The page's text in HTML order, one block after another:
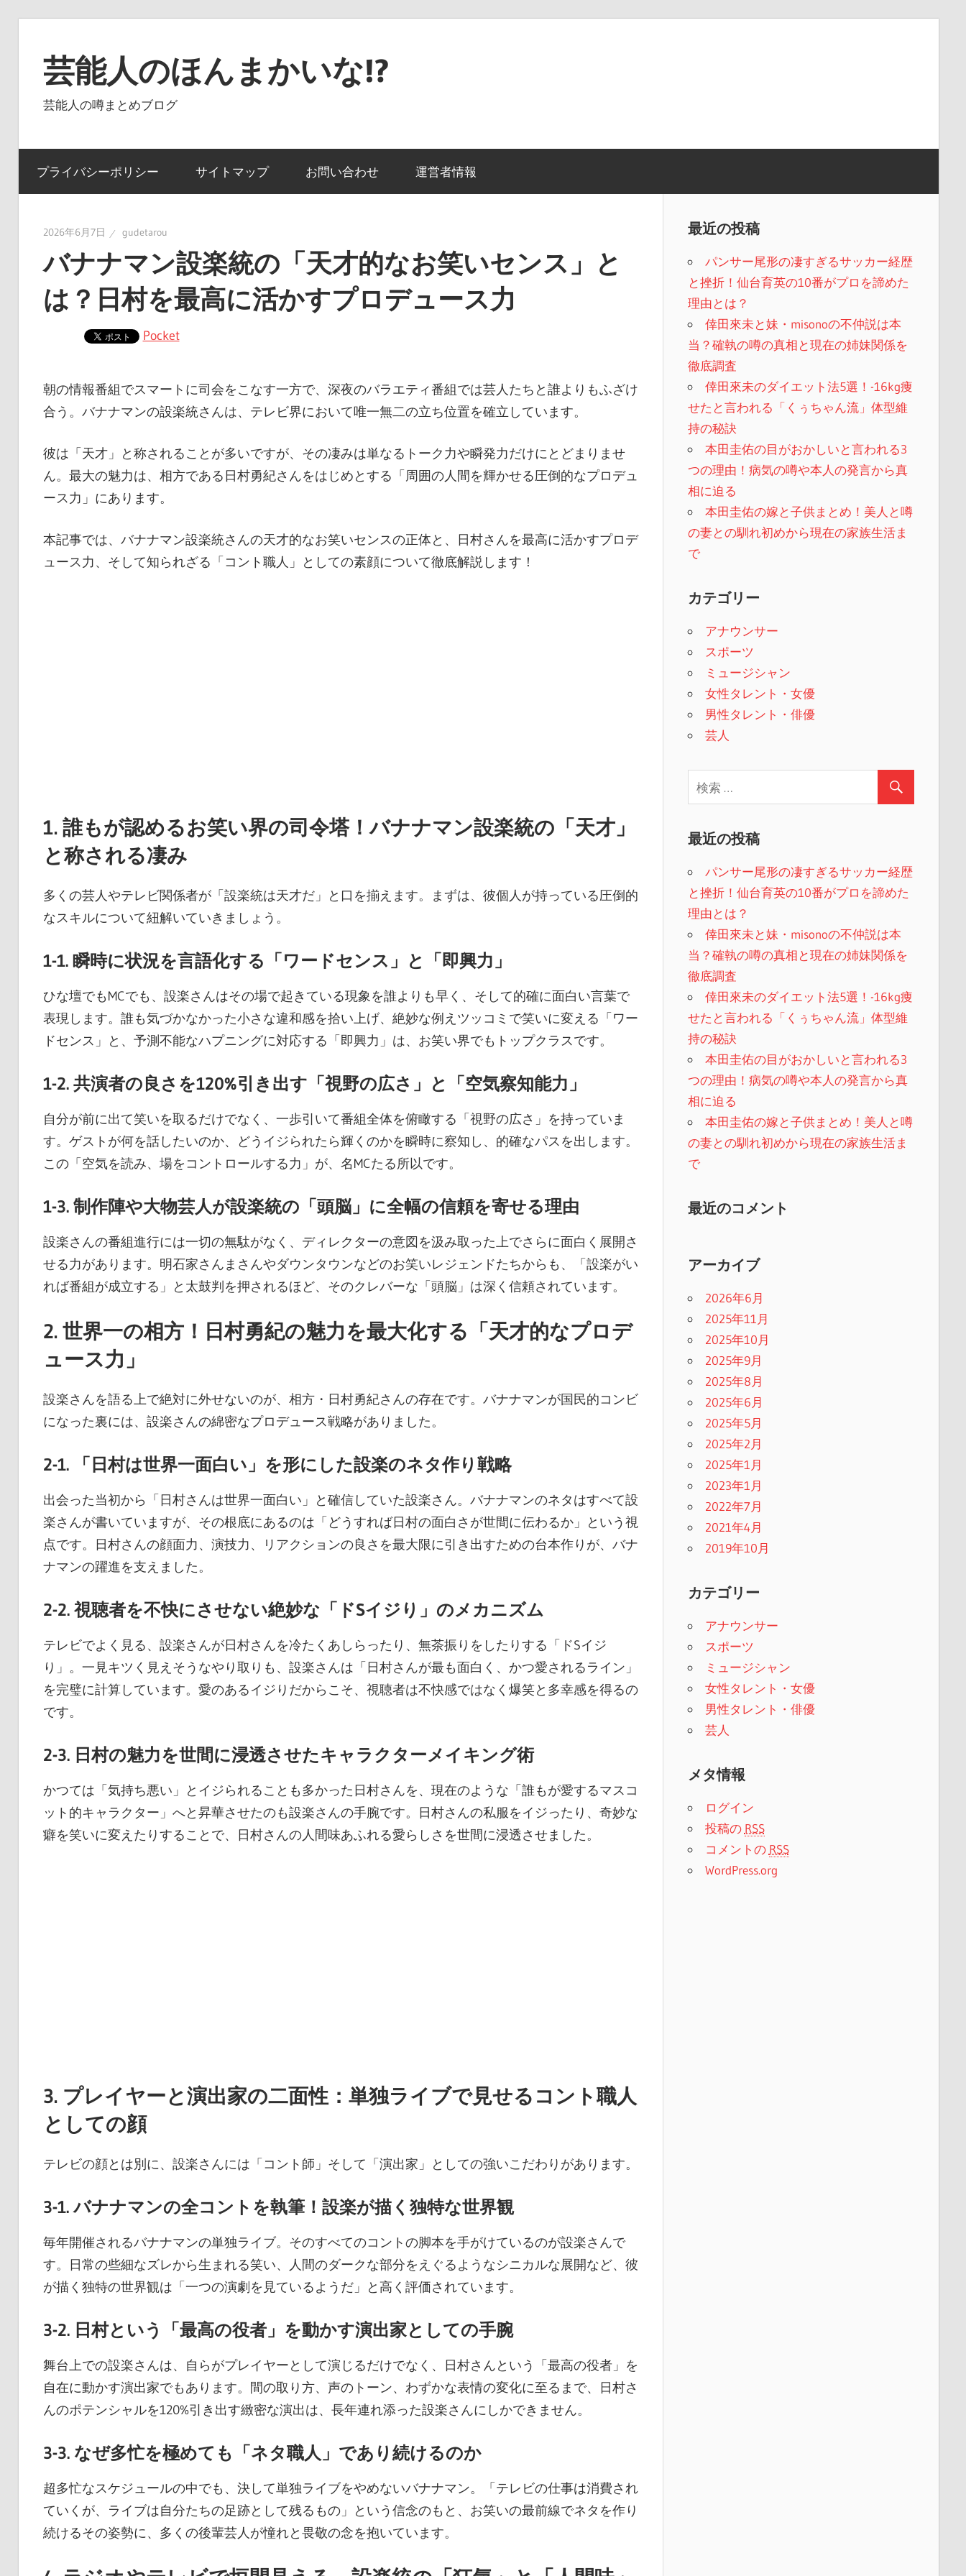
ス
ッ
芸能人のほんまかいな!?
芸能人の噂まとめブログ
プライバシーポリシー サイトマップ お問い合わせ 運営者情報
2026年6月7日 gudetarou
バナナマン設楽統の「天才的なお笑いセンス」と
は？日村を最高に活かすプロデュース力
Pocket
朝の情報番組でスマートに司会をこなす一方で、深夜のバラエティ番組では芸人たちと誰よりもふざけ
合う。バナナマンの設楽統さんは、テレビ界において唯一無二の立ち位置を確立しています。
彼は「天才」と称されることが多いですが、その凄みは単なるトーク力や瞬発力だけにとどまりませ
ん。最大の魅力は、相方である日村勇紀さんをはじめとする「周囲の人間を輝かせる圧倒的なプロデュ
ース力」にあります。
本記事では、バナナマン設楽統さんの天才的なお笑いセンスの正体と、日村さんを最高に活かすプロデ
ュース力、そして知られざる「コント職人」としての素顔について徹底解説します！
1. 誰もが認めるお笑い界の司令塔！バナナマン設楽統の「天才」
と称される凄み
多くの芸人やテレビ関係者が「設楽統は天才だ」と口を揃えます。まずは、彼個人が持っている圧倒的
なスキルについて紐解いていきましょう。
1-1. 瞬時に状況を言語化する「ワードセンス」と「即興力」
ひな壇でもMCでも、設楽さんはその場で起きている現象を誰よりも早く、そして的確に面白い言葉で
表現します。誰も気づかなかった小さな違和感を拾い上げ、絶妙な例えツッコミで笑いに変える「ワー
ドセンス」と、予測不能なハプニングに対応する「即興力」は、お笑い界でもトップクラスです。
1-2. 共演者の良さを120%引き出す「視野の広さ」と「空気察知能力」
自分が前に出て笑いを取るだけでなく、一歩引いて番組全体を俯瞰する「視野の広さ」を持っていま
す。ゲストが何を話したいのか、どうイジられたら輝くのかを瞬時に察知し、的確なパスを出します。
この「空気を読み、場をコントロールする力」が、名MCたる所以です。
1-3. 制作陣や大物芸人が設楽統の「頭脳」に全幅の信頼を寄せる理由
設楽さんの番組進行には一切の無駄がなく、ディレクターの意図を汲み取った上でさらに面白く展開さ
せる力があります。明石家さんまさんやダウンタウンなどのお笑いレジェンドたちからも、「設楽がい
れば番組が成立する」と太鼓判を押されるほど、そのクレバーな「頭脳」は深く信頼されています。
2. 世界一の相方！日村勇紀の魅力を最大化する「天才的なプロデ
ュース力」
設楽さんを語る上で絶対に外せないのが、相方・日村勇紀さんの存在です。バナナマンが国民的コンビ
になった裏には、設楽さんの綿密なプロデュース戦略がありました。
2-1. 「日村は世界一面白い」を形にした設楽のネタ作り戦略
出会った当初から「日村さんは世界一面白い」と確信していた設楽さん。バナナマンのネタはすべて設
楽さんが書いていますが、その根底にあるのは「どうすれば日村の面白さが世間に伝わるか」という視
点です。日村さんの顔面力、演技力、リアクションの良さを最大限に引き出すための台本作りが、バナ
ナマンの躍進を支えました。
2-2. 視聴者を不快にさせない絶妙な「ドSイジり」のメカニズム
テレビでよく見る、設楽さんが日村さんを冷たくあしらったり、無茶振りをしたりする「ドSイジ
り」。一見キツく見えそうなやり取りも、設楽さんは「日村さんが最も面白く、かつ愛されるライン」
を完璧に計算しています。愛のあるイジりだからこそ、視聴者は不快感ではなく爆笑と多幸感を得るの
です。
2-3. 日村の魅力を世間に浸透させたキャラクターメイキング術
かつては「気持ち悪い」とイジられることも多かった日村さんを、現在のような「誰もが愛するマスコ
ット的キャラクター」へと昇華させたのも設楽さんの手腕です。日村さんの私服をイジったり、奇妙な
癖を笑いに変えたりすることで、日村さんの人間味あふれる愛らしさを世間に浸透させました。
3. プレイヤーと演出家の二面性：単独ライブで見せるコント職人
としての顔
テレビの顔とは別に、設楽さんには「コント師」そして「演出家」としての強いこだわりがあります。
3-1. バナナマンの全コントを執筆！設楽が描く独特な世界観
毎年開催されるバナナマンの単独ライブ。そのすべてのコントの脚本を手がけているのが設楽さんで
す。日常の些細なズレから生まれる笑い、人間のダークな部分をえぐるようなシニカルな展開など、彼
が描く独特の世界観は「一つの演劇を見ているようだ」と高く評価されています。
3-2. 日村という「最高の役者」を動かす演出家としての手腕
舞台上での設楽さんは、自らがプレイヤーとして演じるだけでなく、日村さんという「最高の役者」を
自在に動かす演出家でもあります。間の取り方、声のトーン、わずかな表情の変化に至るまで、日村さ
んのポテンシャルを120%引き出す緻密な演出は、長年連れ添った設楽さんにしかできません。
3-3. なぜ多忙を極めても「ネタ職人」であり続けるのか
超多忙なスケジュールの中でも、決して単独ライブをやめないバナナマン。「テレビの仕事は消費され
ていくが、ライブは自分たちの足跡として残るもの」という信念のもと、お笑いの最前線でネタを作り
続けるその姿勢に、多くの後輩芸人が憧れと畏敬の念を抱いています。
最近の投稿
パンサー尾形の凄すぎるサッカー経歴
と挫折！仙台育英の10番がプロを諦めた
理由とは？
倖田來未と妹・misonoの不仲説は本
当？確執の噂の真相と現在の姉妹関係を
徹底調査
倖田來未のダイエット法5選！-16kg痩
せたと言われる「くぅちゃん流」体型維
持の秘訣
本田圭佑の目がおかしいと言われる3
つの理由！病気の噂や本人の発言から真
相に迫る
本田圭佑の嫁と子供まとめ！美人と噂
の妻との馴れ初めから現在の家族生活ま
で
カテゴリー
アナウンサー
スポーツ
ミュージシャン
女性タレント・女優
男性タレント・俳優
芸人
最近の投稿
パンサー尾形の凄すぎるサッカー経歴
と挫折！仙台育英の10番がプロを諦めた
理由とは？
倖田來未と妹・misonoの不仲説は本
当？確執の噂の真相と現在の姉妹関係を
徹底調査
倖田來未のダイエット法5選！-16kg痩
せたと言われる「くぅちゃん流」体型維
持の秘訣
本田圭佑の目がおかしいと言われる3
つの理由！病気の噂や本人の発言から真
相に迫る
本田圭佑の嫁と子供まとめ！美人と噂
の妻との馴れ初めから現在の家族生活ま
で
最近のコメント
アーカイブ
2026年6月
2025年11月
2025年10月
2025年9月
2025年8月
2025年6月
2025年5月
2025年2月
2025年1月
2023年1月
2022年7月
2021年4月
2019年10月
カテゴリー
アナウンサー
スポーツ
ミュージシャン
女性タレント・女優
男性タレント・俳優
芸人
メタ情報
ログイン
投稿の RSS
コメントの RSS
WordPress.org